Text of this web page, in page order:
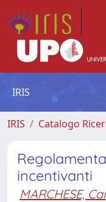
IRIS
IRIS Catalogo
incentivanti
MARCHESE,